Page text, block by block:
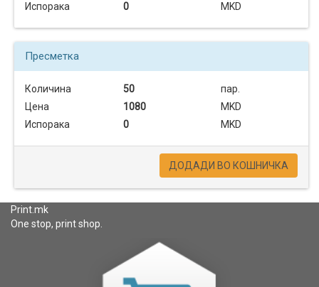
Испорака
0 MKD
Пресметка
Количина 50
пар.
Цена
1080
MKD
Испорака
0 MKD
ДОДАДИ ВО КОШНИЧКА
Print.mk
One stop, print shop.